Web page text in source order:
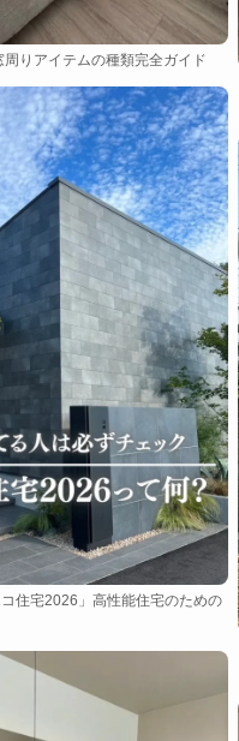
りアイテムの種類完全ガイド
住宅2026」高性能住宅のための